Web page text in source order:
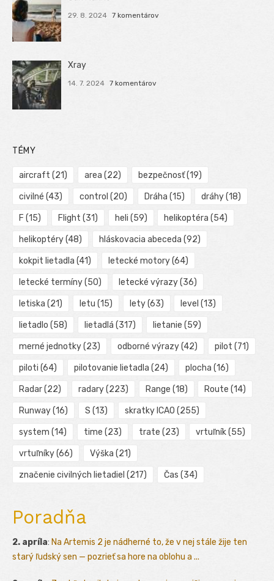
29. 8. 2024 7 komentárov
Xray
14. 7. 2024 7 komentárov
TÉMY
aircraft (21) area (22) bezpečnosť(19)
civilné (43) control (20) Dráha (15) dráhy(18)
F (15) Flight (31) heli (59) helikoptéra (54)
helikoptéry(48) hláskovacia abeceda (92)
kokpit lietadla (41) letecké motory(64)
letecké termíny(50) letecké výrazy(36)
letiska (21) letu (15) lety(63) level (13)
lietadlo (58) lietadlá (317) lietanie (59)
merné jednotky(23) odborné výrazy(42) pilot (71)
piloti (64) pilotovanie lietadla (24) plocha (16)
Radar(22) radary(223) Range (18) Route (14)
Runway(16) S (13) skratky ICAO (255)
system (14) time (23) trate (23) vrtuľník(55)
vrtuľníky(66) Výška (21)
značenie civilných lietadiel (217) Čas (34)
Poradňa
2. apríla: Na Artemis 2 je nádherné to, že v nej stále žije ten
starý ľudský sen — pozrieť sa hore na oblohu a ...